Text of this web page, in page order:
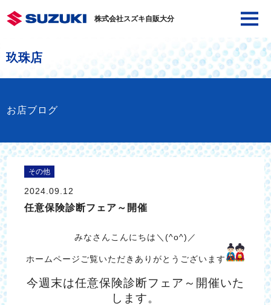
株式会社スズキ自販大分
玖珠店
お店ブログ
その他
2024.09.12
任意保険診断フェア～開催
みなさんこんにちは＼(^o^)／
ホームページご覧いただきありがとうございます
今週末は任意保険診断フェア～開催いた
します。